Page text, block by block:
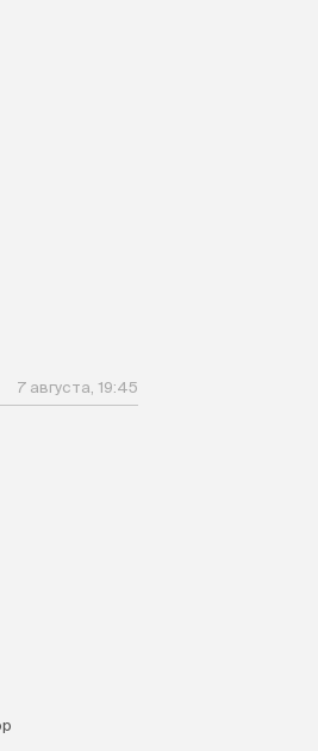
7 августа, 19:45